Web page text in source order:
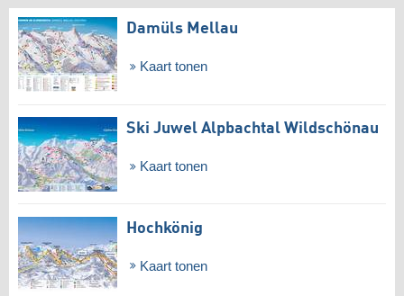
Damüls Mellau
Kaart tonen
Ski Juwel Alpbachtal Wildschönau
Kaart tonen
Hochkönig
Kaart tonen